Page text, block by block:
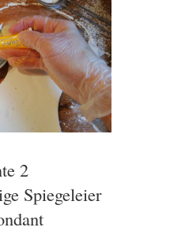
2
Spiegeleier